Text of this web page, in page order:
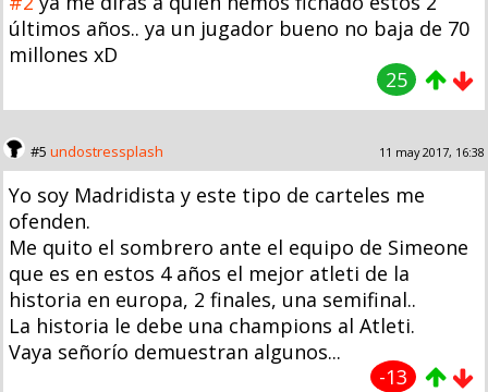
últimos años.. ya un jugador bueno no baja de 70
millones xD
25
#5 undostressplash 11 may 2017, 16:38
Yo soy Madridista y este tipo de carteles me
ofenden.
Me quito el sombrero ante el equipo de Simeone
que es en estos 4 años el mejor atleti de la
historia en europa, 2 finales, una semifinal..
La historia le debe una champions al Atleti.
Vaya señorío demuestran algunos...
-13